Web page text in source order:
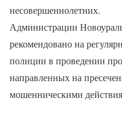
несовершеннолетних.
Администрации
рекомендовано на
полиции в проведении
направленных на
мошенническими